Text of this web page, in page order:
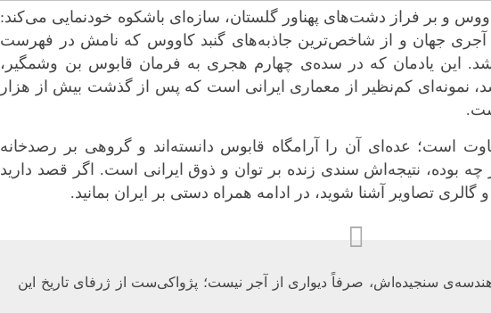
و بر فراز دشت‌های پهناور گلستان، سازه‌ای باشکوه خودنمایی می‌کند:
آجری جهان و از شاخص‌ترین جاذبه‌های گنبد کاووس که نامش در فهرست
این یادمان که در سده‌ی چهارم هجری به فرمان قابوس بن وشمگیر ،
نمونه‌ای کم‌نظیر از معماری ایرانی است که پس از گذشت بیش از هزار
است؛ عده‌ای آن را آرامگاه قابوس دانسته‌اند و گروهی بر رصدخانه
بوده، نتیجه‌اش سندی زنده بر توان و ذوق ایرانی است. اگر قصد دارید
گالری تصاویر آشنا شوید، در ادامه همراه دستی بر ایران بمانید.
سنجیده‌اش، صرفاً دیواری از آجر نیست؛ پژواکی‌ست از ژرفای تاریخ این